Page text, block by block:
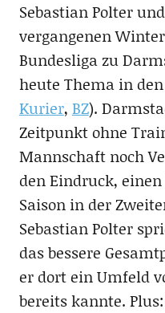
Sebastian Polter
vergangenen
Bundesliga zu
heute Thema in
Kurier, BZ).
Zeitpunkt ohne
Mannschaft noch
den Eindruck,
Saison in der
Sebastian Polter
das bessere
er dort ein Umfeld
bereits kannte.